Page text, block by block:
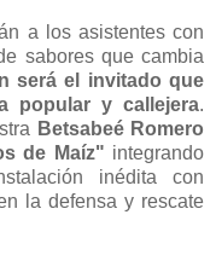
a los asistentes con
sabores que cambia
será el invitado que
popular y callejera.
Betsabeé Romero
de Maíz" integrando
inédita con
la defensa y rescate